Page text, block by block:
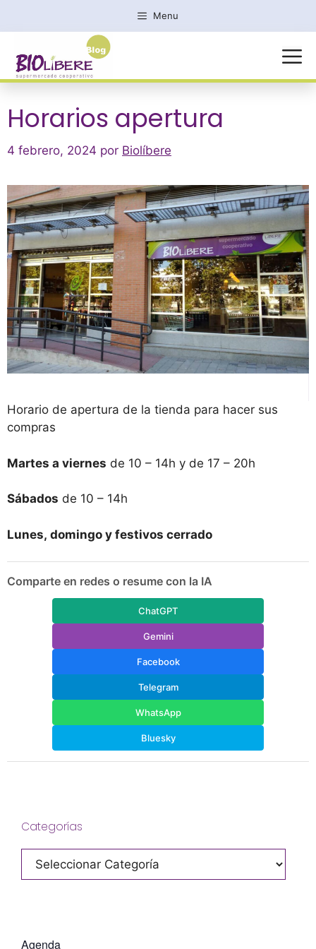
Menu
MENÚ
Horarios apertura
4 febrero, 2024 por Biolíbere
Horario de apertura de la tienda para hacer sus
compras
Martes a viernes de 10 – 14h y de 17 – 20h
Sábados de 10 – 14h
Lunes, domingo y festivos cerrado
Comparte en redes o resume con la IA
ChatGPT
Gemini
Facebook
Telegram
WhatsApp
Bluesky
Categorías
Categorías
Agenda